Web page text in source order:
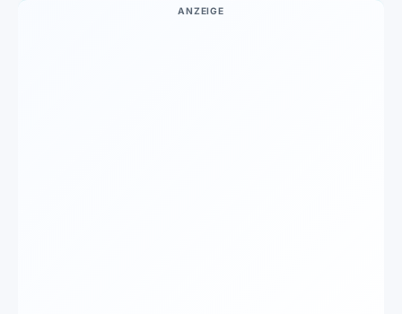
ANZEIGE